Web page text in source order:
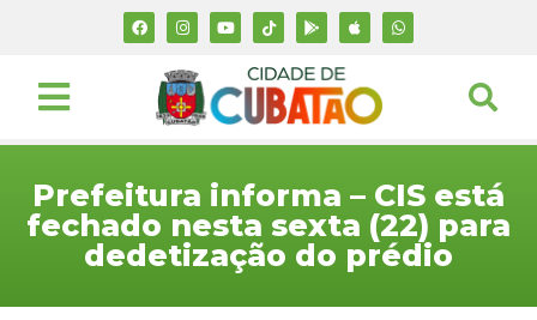
Prefeitura informa – CIS está
fechado nesta sexta (22) para
dedetização do prédio